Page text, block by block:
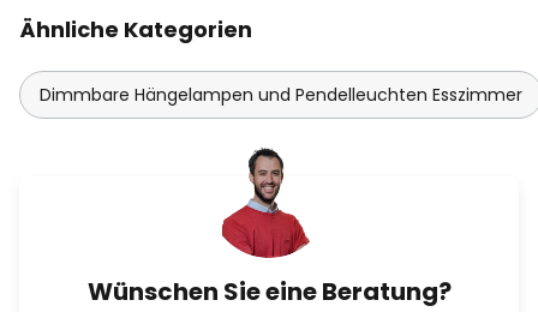
Ähnliche Kategorien
Dimmbare Hängelampen und Pendelleuchten Esszimmer
Wünschen Sie eine Beratung?